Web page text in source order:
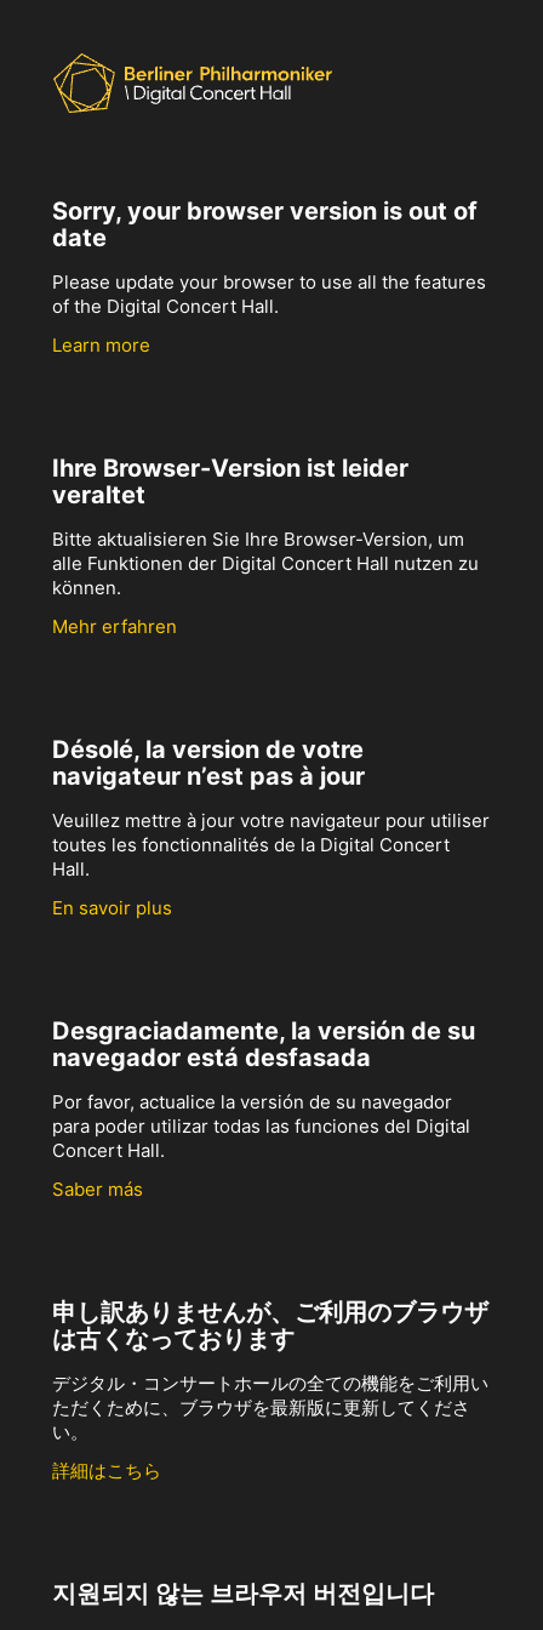
Sorry, your browser version is out of
date
Please update your browser to use all the features
of the Digital Concert Hall.
Learn more
Ihre Browser-Version ist leider
veraltet
Bitte aktualisieren Sie Ihre Browser-Version, um
alle Funktionen der Digital Concert Hall nutzen zu
können.
Mehr erfahren
Désolé, la version de votre
navigateur n’est pas à jour
Veuillez mettre à jour votre navigateur pour utiliser
toutes les fonctionnalités de la Digital Concert
Hall.
En savoir plus
Desgraciadamente, la versión de su
navegador está desfasada
Por favor, actualice la versión de su navegador
para poder utilizar todas las funciones del Digital
Concert Hall.
Saber más
申し訳ありませんが、ご利用のブラウザ
は古くなっております
デジタル・コンサートホールの全ての機能をご利用い
ただくために、ブラウザを最新版に更新してくださ
い。
詳細はこちら
지원되지 않는 브라우저 버전입니다